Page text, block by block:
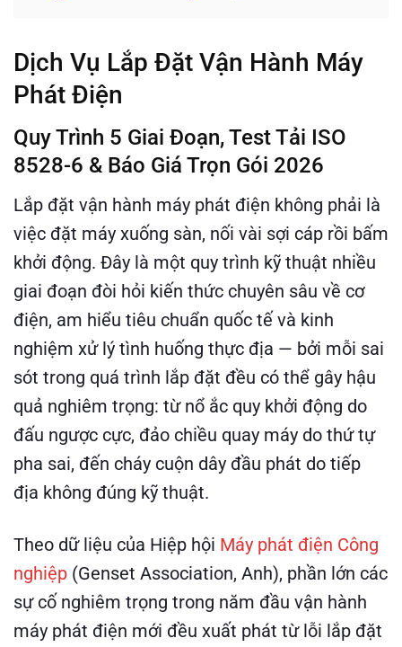
Dịch Vụ Lắp Đặt Vận Hành Máy
Phát Điện
Quy Trình 5 Giai Đoạn, Test Tải ISO
8528-6 & Báo Giá Trọn Gói 2026
Lắp đặt vận hành máy phát điện không phải là
việc đặt máy xuống sàn, nối vài sợi cáp rồi bấm
khởi động. Đây là một quy trình kỹ thuật nhiều
giai đoạn đòi hỏi kiến thức chuyên sâu về cơ
điện, am hiểu tiêu chuẩn quốc tế và kinh
nghiệm xử lý tình huống thực địa — bởi mỗi sai
sót trong quá trình lắp đặt đều có thể gây hậu
quả nghiêm trọng: từ nổ ắc quy khởi động do
đấu ngược cực, đảo chiều quay máy do thứ tự
pha sai, đến cháy cuộn dây đầu phát do tiếp
địa không đúng kỹ thuật.
Theo dữ liệu của Hiệp hội Máy phát điện Công
nghiệp (Genset Association, Anh), phần lớn các
sự cố nghiêm trọng trong năm đầu vận hành
máy phát điện mới đều xuất phát từ lỗi lắp đặt